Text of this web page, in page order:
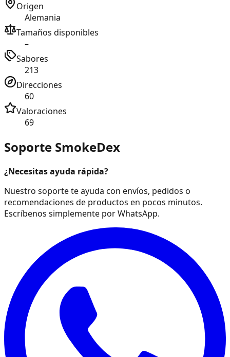
Origen
Alemania
Tamaños disponibles
–
Sabores
213
Direcciones
60
Valoraciones
69
Soporte SmokeDex
¿Necesitas ayuda rápida?
Nuestro soporte te ayuda con envíos, pedidos o
recomendaciones de productos en pocos minutos.
Escríbenos simplemente por WhatsApp.